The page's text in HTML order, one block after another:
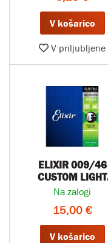
V košarico
V priljubljene
ELIXIR 009/46
CUSTOM LIGHT
OPTIWEB
Na zalogi
15,00 €
V košarico